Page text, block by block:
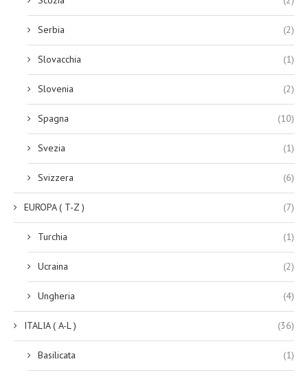
Serbia (2)
Slovacchia (1)
Slovenia (2)
Spagna (10)
Svezia (1)
Svizzera (6)
EUROPA ( T-Z ) (7)
Turchia (1)
Ucraina (2)
Ungheria (4)
ITALIA ( A-L ) (36)
Basilicata (1)